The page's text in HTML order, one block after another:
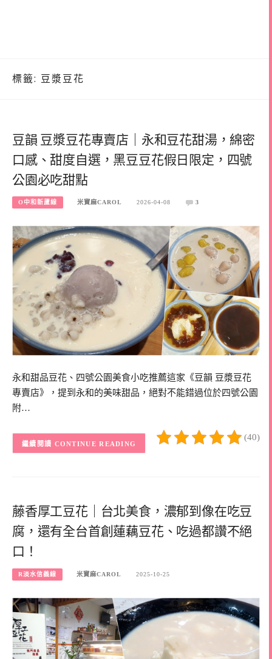
標籤: 豆漿豆花
豆韻 豆漿豆花專賣店｜永和豆花甜湯，綿密
口感、甜度自選，黑豆豆花假日限定，四號
公園必吃甜點
O中和新蘆線 米寶麻CAROL 2026-04-08 3
永和甜品豆花、四號公園美食小吃推薦這家《豆韻 豆漿豆花
專賣店》，提到永和的美味甜品，絕對不能錯過位於四號公園
附…
(40)
CONTINUE READING
藤香厚工豆花｜台北美食，濃郁到像在吃豆
腐，還有全台首創蓮藕豆花、吃過都讚不絕
口！
R淡水信義線 米寶麻CAROL 2025-10-25